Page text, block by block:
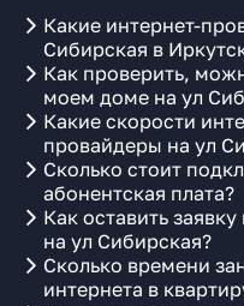
Какие интернет-
Сибирская в
Как проверить,
моем доме на ул
Какие скорости
провайдеры на ул
Сколько стоит
абонентская плата?
Как оставить
на ул Сибирская?
Сколько времени
интернета в